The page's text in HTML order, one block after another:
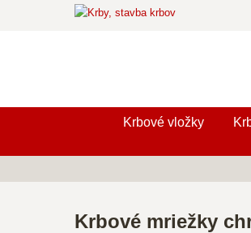
Krbové vložky
Krbové mriežky